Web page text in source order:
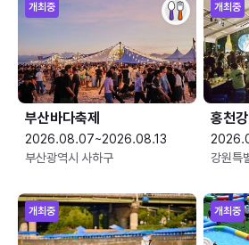
개최중
부산바다축제
2026.08.07~2026.08.13
부산광역시 사하구
개최중
홍천
강원특
개최중 개최중